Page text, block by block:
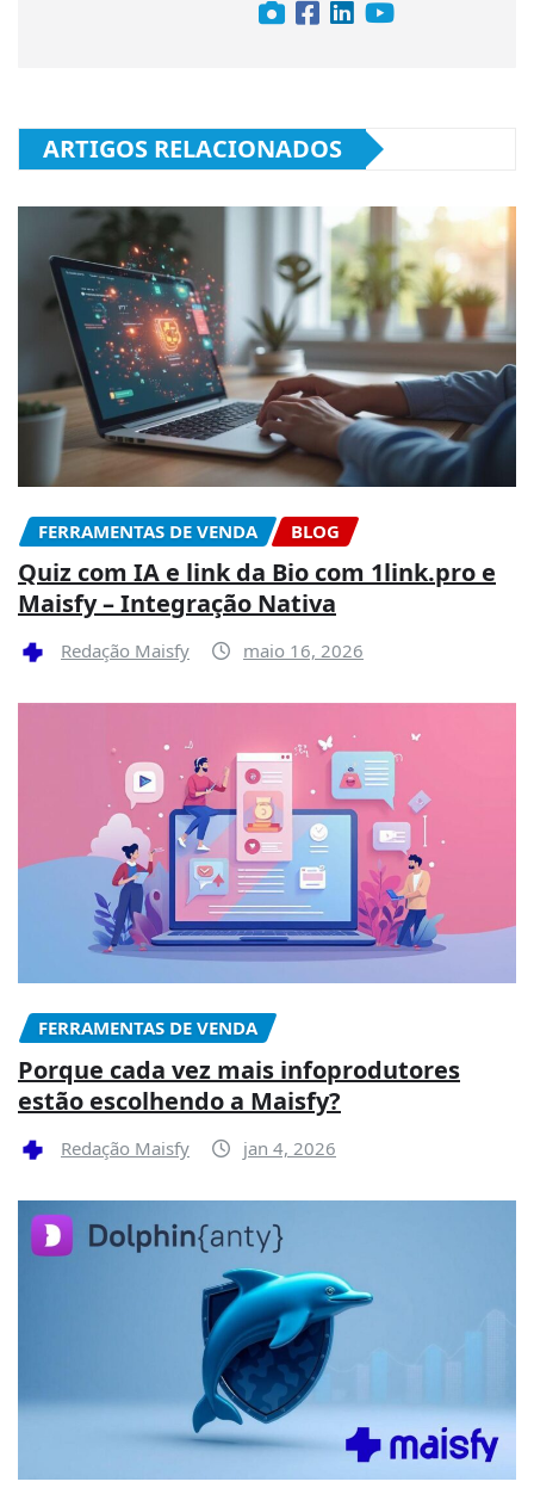
ARTIGOS RELACIONADOS
FERRAMENTAS DE VENDA BLOG
Quiz com IA e link da Bio com 1link.pro e
Maisfy – Integração Nativa
Redação Maisfy maio 16, 2026
FERRAMENTAS DE VENDA
Porque cada vez mais infoprodutores
estão escolhendo a Maisfy?
Redação Maisfy jan 4, 2026